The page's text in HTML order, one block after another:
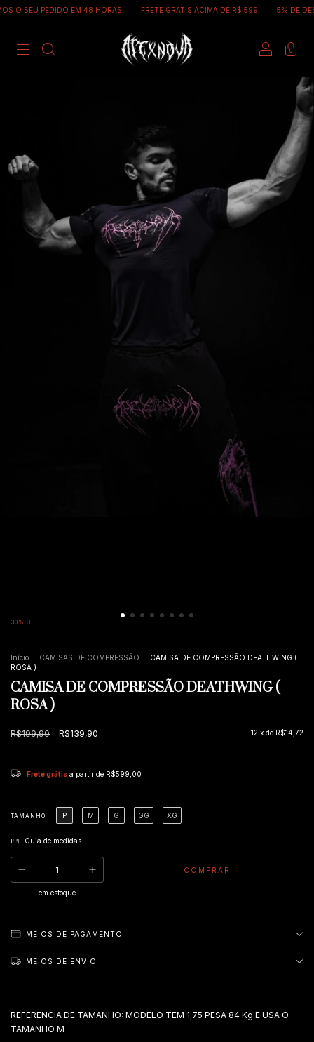
O SEU PEDIDO EM 48 HORAS FRETE GRATIS ACIMA DE R$ 599 5% DE
0
30 % OFF
Início CAMISAS DE COMPRESSÃO
CAMISA DE COMPRESSÃO DEATHWING (
ROSA )
CAMISA DE COMPRESSÃO DEATHWING (
ROSA )
R$199,90 R$139,90 12 x de R$14,72
Frete grátis a partir de R$599,00
TAMANHO P M G GG XG
Guia de medidas
em estoque
MEIOS DE PAGAMENTO
MEIOS DE ENVIO
REFERENCIA DE TAMANHO: MODELO TEM 1,75 PESA 84 Kg E USA O
TAMANHO M